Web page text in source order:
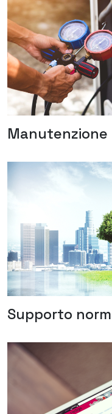
Manutenzione
Supporto